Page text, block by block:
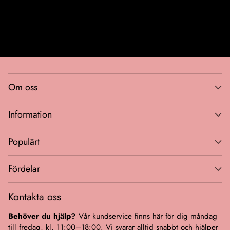
Om oss
Information
Populärt
Fördelar
Kontakta oss
Behöver du hjälp? Vår kundservice finns här för dig måndag
till fredag, kl. 11:00–18:00. Vi svarar alltid snabbt och hjälper